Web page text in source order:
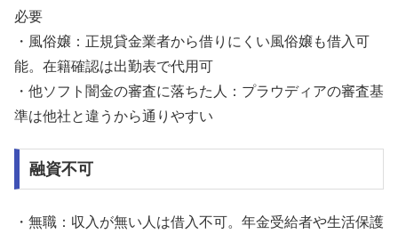
必要
・風俗嬢：正規貸金業者から借りにくい風俗嬢も借入可
能。在籍確認は出勤表で代用可
・他ソフト闇金の審査に落ちた人：プラウディアの審査基
準は他社と違うから通りやすい
融資不可
・無職：収入が無い人は借入不可。年金受給者や生活保護